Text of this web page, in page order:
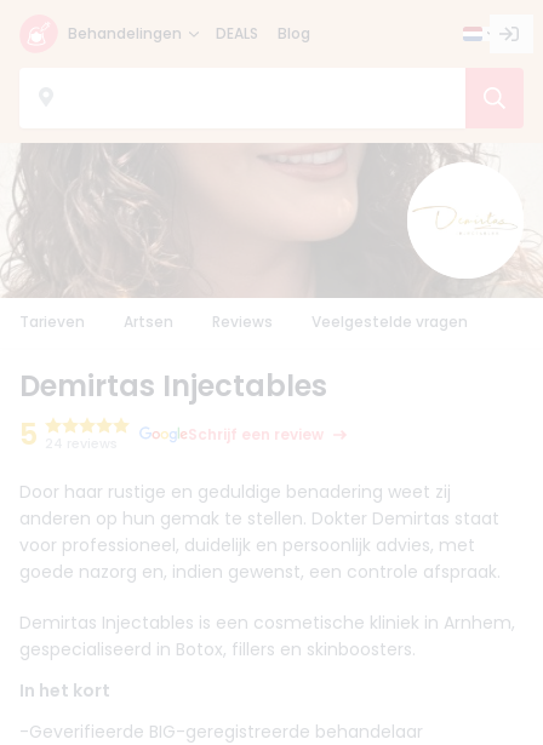
Behandelingen DEALS Blog
Tarieven Artsen Reviews Veelgestelde vragen
Demirtas Injectables
5
Schrijf een review
Door haar rustige en geduldige benadering weet zij
anderen op hun gemak te stellen. Dokter Demirtas staat
voor professioneel, duidelijk en persoonlijk advies, met
goede nazorg en, indien gewenst, een controle afspraak.
Demirtas Injectables is een cosmetische kliniek in Arnhem,
gespecialiseerd in Botox, fillers en skinboosters.
In het kort
-Geverifieerde BIG-geregistreerde behandelaar